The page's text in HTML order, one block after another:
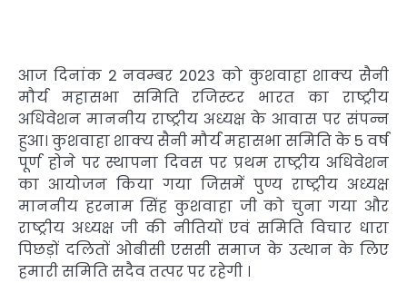
आज दिनांक 2 नवम्बर 2023 को कुशवाहा शाक्य सैनी
मौर्य महासभा समिति रजिस्टर भारत का राष्ट्रीय
अधिवेशन माननीय राष्ट्रीय अध्यक्ष के आवास पर संपन्न
हुआ। कुशवाहा शाक्य सैनी मौर्य महासभा समिति के 5 वर्ष
पूर्ण होने पर स्थापना दिवस पर प्रथम राष्ट्रीय अधिवेशन
का आयोजन किया गया जिसमें पुण्य राष्ट्रीय अध्यक्ष
माननीय हरनाम सिंह कुशवाहा जी को चुना गया और
राष्ट्रीय अध्यक्ष जी की नीतियों एवं समिति विचार धारा
पिछड़ों दलितों ओबीसी एससी समाज के उत्थान के लिए
हमारी समिति सदैव तत्पर पर रहेगी ।